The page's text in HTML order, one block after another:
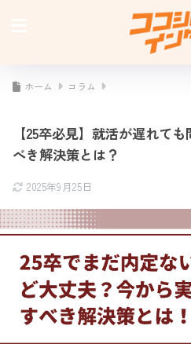
ホーム コラム
【25卒必見】就活が遅れて
べき解決策とは？
2025年9月25日